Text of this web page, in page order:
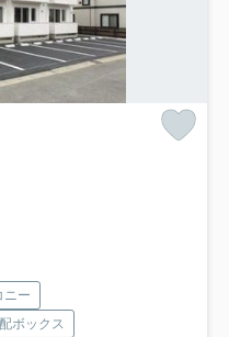
ニー
ボックス